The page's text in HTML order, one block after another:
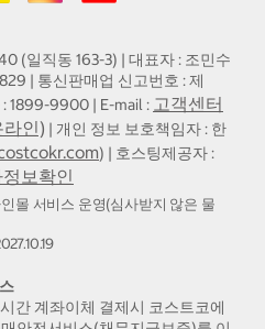
(일직동 163-3) | 대표자 : 조민수
| 통신판매업 신고번호 : 제
1899-9900 | E-mail : 고객센터
인) | 개인 정보 보호책임자 : 한
) | 호스팅제공자 :
보확인
몰 서비스 운영(심사받지 않은 물
간 계좌이체 결제시 코스트코에